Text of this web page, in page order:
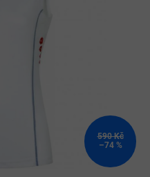
590 Kč
–74 %